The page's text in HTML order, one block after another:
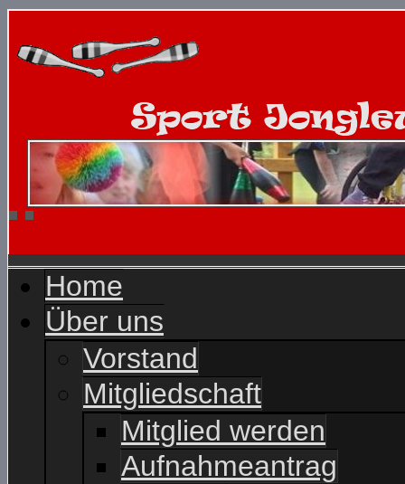
Home
Über uns
Vorstand
Mitgliedschaft
Mitglied werden
Aufnahmeantrag